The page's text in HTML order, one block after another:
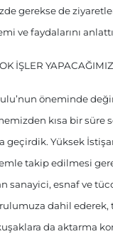
gerekse de
ve faydalarını
İŞLER
öneminde
kısa bir süre
geçirdik. Yüksek
takip edilmesi
sanayici, esnaf ve
dahil ederek,
da aktarma